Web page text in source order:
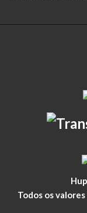
Todos os